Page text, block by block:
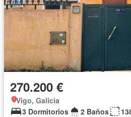
270.200 €
Vigo, Galicia
3 Dormitorios
2 Baños